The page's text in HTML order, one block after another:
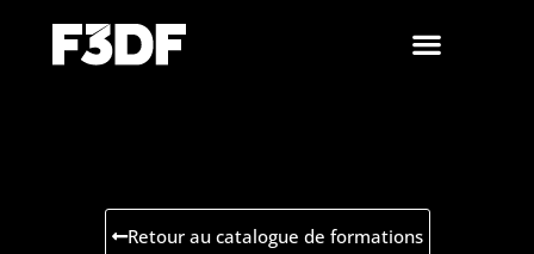
Retour au catalogue de formations